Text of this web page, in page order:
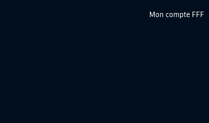
Mon compte FFF